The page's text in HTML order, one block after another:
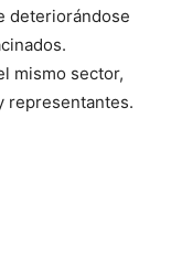
deteriorándose
mismo sector,
representantes.